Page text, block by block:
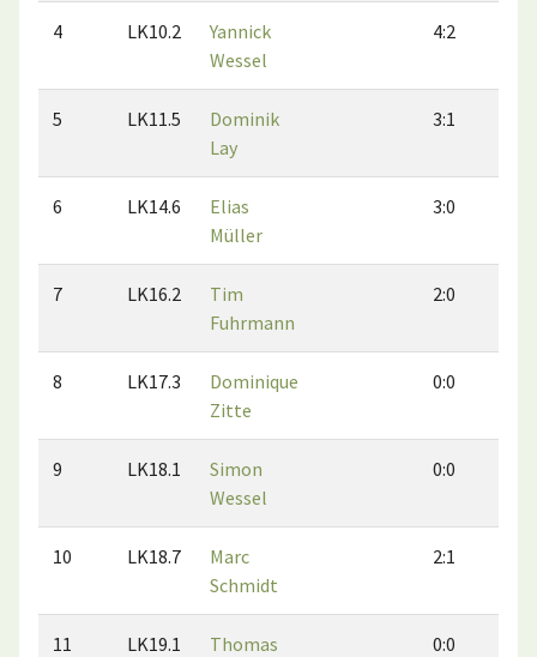
4 LK10.2
Yannick
Wessel
4:2
5 LK11.5
Dominik
Lay
3:1
6 LK14.6
Elias
Müller
3:0
7 LK16.2
Tim
Fuhrmann
2:0
8 LK17.3
Dominique
Zitte
0:0
9 LK18.1
Simon
Wessel
0:0
10 LK18.7
Marc
Schmidt
2:1
11 LK19.1
Thomas
0:0